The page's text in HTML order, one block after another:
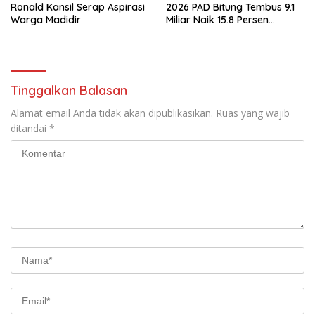
Ronald Kansil Serap Aspirasi
Warga Madidir
2026 PAD Bitung Tembus 9.1
Miliar Naik 15.8 Persen
Tinggalkan Balasan
Alamat email Anda tidak akan dipublikasikan. Ruas yang wajib
ditandai *